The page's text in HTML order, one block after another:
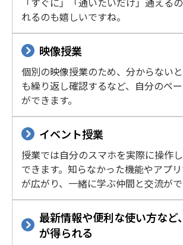
れるのも嬉しいですね。
映像授業
個別の映像授業のため、分からない
も繰り返し確認するなど、自分のペ
ができます。
イベント授業
授業では自分のスマホを実際に操作
できます。知らなかった機能やアプ
が広がり、一緒に学ぶ仲間と交流がで
最新情報や便利な使い方など
が得られる